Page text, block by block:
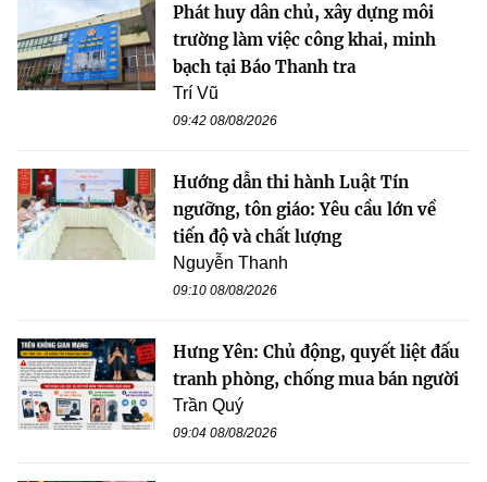
Phát huy dân chủ, xây dựng môi
trường làm việc công khai, minh
bạch tại Báo Thanh tra
Trí Vũ
09:42 08/08/2026
Hướng dẫn thi hành Luật Tín
ngưỡng, tôn giáo: Yêu cầu lớn về
tiến độ và chất lượng
Nguyễn Thanh
09:10 08/08/2026
Hưng Yên: Chủ động, quyết liệt đấu
tranh phòng, chống mua bán người
Trần Quý
09:04 08/08/2026